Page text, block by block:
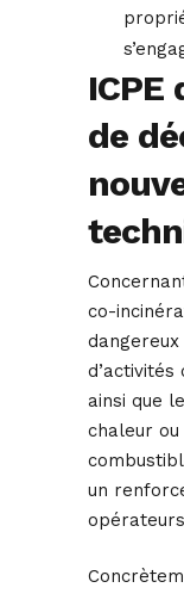
de
co-
d’activités
ainsi que
chaleur
un